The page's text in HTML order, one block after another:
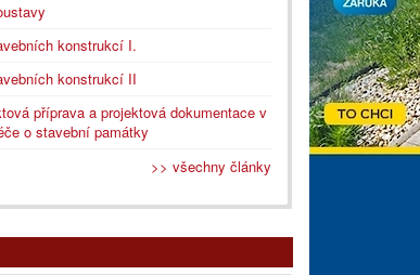
konstrukcí I.
konstrukcí II
příprava a projektová dokumentace v
o stavební památky
>> všechny články